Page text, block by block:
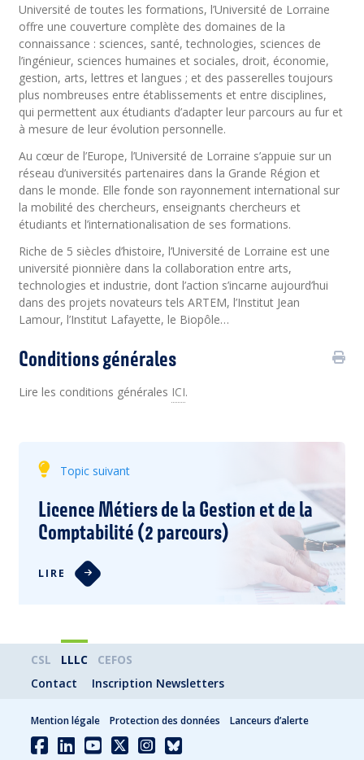
Université de toutes les formations, l’Université de Lorraine
offre une couverture complète des domaines de la
connaissance : sciences, santé, technologies, sciences de
l’ingénieur, sciences humaines et sociales, droit, économie,
gestion, arts, lettres et langues ; et des passerelles toujours
plus nombreuses entre établissements et entre disciplines,
qui permettent aux étudiants d’adapter leur parcours au fur et
à mesure de leur évolution personnelle.
Au cœur de l’Europe, l’Université de Lorraine s’appuie sur un
réseau d’universités partenaires dans la Grande Région et
dans le monde. Elle fonde son rayonnement international sur
la mobilité des chercheurs, enseignants chercheurs et
étudiants et l’internationalisation de ses formations.
Riche de 5 siècles d’histoire, l’Université de Lorraine est une
université pionnière dans la collaboration entre arts,
technologies et industrie, dont l’action s’incarne aujourd’hui
dans des projets novateurs tels ARTEM, l’Institut Jean
Lamour, l’Institut Lafayette, le Biopôle…
Conditions générales
Lire les conditions générales ICI.
Topic suivant
Licence Métiers de la Gestion et de la
Comptabilité (2 parcours)
LIRE
CSL LLLC
CEFOS
Contact
Inscription Newsletters
Mention légale Protection des données Lanceurs d’alerte